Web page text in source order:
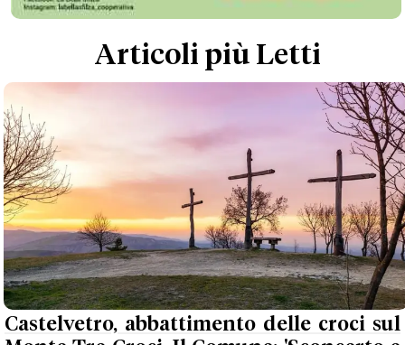
Articoli più Letti
Castelvetro, abbattimento delle croci sul